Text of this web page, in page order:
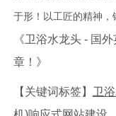
于形！以工匠的精神，
《卫浴水龙头 - 国
章！》
【关键词标签】 卫